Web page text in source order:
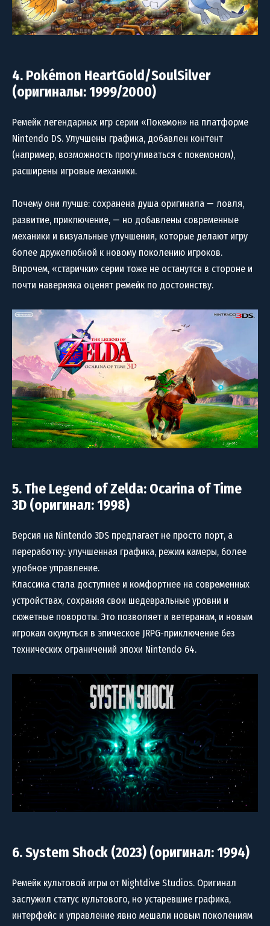
4. Pokémon HeartGold/SoulSilver
(оригиналы: 1999/2000)
Ремейк легендарных игр серии «Покемон» на платформе
Nintendo DS. Улучшены графика, добавлен контент
(например, возможность прогуливаться с покемоном),
расширены игровые механики.
Почему они лучше: сохранена душа оригинала — ловля,
развитие, приключение, — но добавлены современные
механики и визуальные улучшения, которые делают игру
более дружелюбной к новому поколению игроков.
Впрочем, «старички» серии тоже не останутся в стороне и
почти наверняка оценят ремейк по достоинству.
5. The Legend of Zelda: Ocarina of Time
3D (оригинал: 1998)
Версия на Nintendo 3DS предлагает не просто порт, а
переработку: улучшенная графика, режим камеры, более
удобное управление.
Классика стала доступнее и комфортнее на современных
устройствах, сохраняя свои шедевральные уровни и
сюжетные повороты. Это позволяет и ветеранам, и новым
игрокам окунуться в эпическое JRPG-приключение без
технических ограничений эпохи Nintendo 64.
6. System Shock (2023) (оригинал: 1994)
Ремейк культовой игры от Nightdive Studios. Оригинал
заслужил статус культового, но устаревшие графика,
интерфейс и управление явно мешали новым поколениям